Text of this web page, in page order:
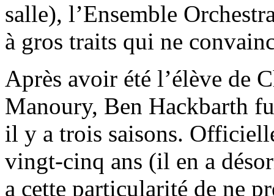
salle), l’Ensemble
à gros traits qui ne
Après avoir été l’élève de
Manoury, Ben Hackbarth
il y a trois saisons.
vingt-cinq ans (il en a
a cette particularité de ne